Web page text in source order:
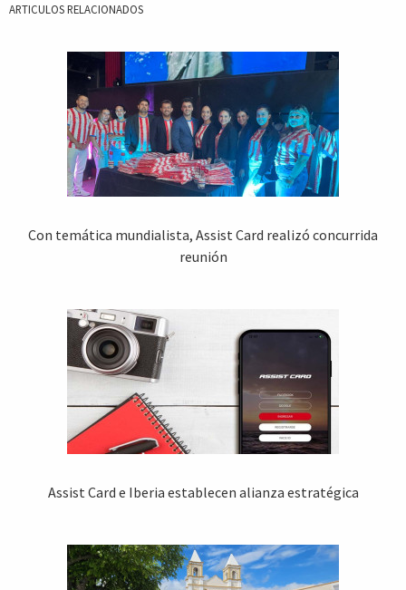
ARTICULOS RELACIONADOS
Con temática mundialista, Assist Card realizó concurrida
reunión
Assist Card e Iberia establecen alianza estratégica